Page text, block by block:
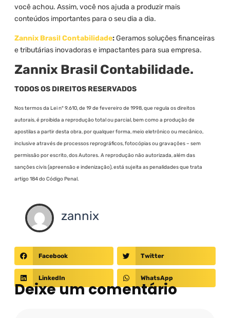
você achou. Assim, você nos ajuda a produzir mais
conteúdos importantes para o seu dia a dia.
Zannix Brasil Contabilidade:Geramos soluções financeiras
e tributárias inovadoras e impactantes para sua empresa.
Zannix Brasil Contabilidade.
TODOS OS DIREITOS RESERVADOS
Nos termos da Lei n° 9.610, de 19 de fevereiro de 1998, que regula os direitos
autorais, é proibida a reprodução total ou parcial, bem como a produção de
apostilas a partir desta obra, por qualquer forma, meio eletrônico ou mecânico,
inclusive através de processos reprográficos, fotocópias ou gravações – sem
permissão por escrito, dos Autores. A reprodução não autorizada, além das
sanções civis (apreensão e indenização), está sujeita as penalidades que trata
artigo 184 do Código Penal.
zannix
Facebook Twitter
LinkedIn WhatsApp
Deixe um comentário